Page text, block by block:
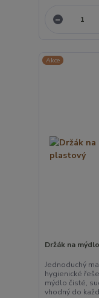
Akce
Držák na
Jednoduchý
hygienické
mýdlo čisté,
vhodný do